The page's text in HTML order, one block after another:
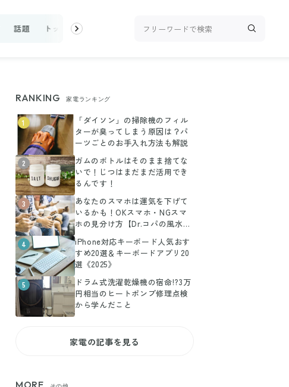
話題 トップ ランキング お金 家事テク 収納・片付
RANKING 家電ランキング
1
「ダイソン」の掃除機のフィル
ターが臭ってしまう原因は？パ
ーツごとのお手入れ方法も解説
2
ガムのボトルはそのまま捨てな
いで！じつはまだまだ活用でき
るんです！
3
あなたのスマホは運気を下げて
いるかも！OKスマホ・NGスマ
ホの見分け方【Dr.コパの風水解
4
iPhone対応キーボード人気おす
すめ20選＆キーボードアプリ20
選《2025》
5
ドラム式洗濯乾燥機の宿命!?3万
円相当のヒートポンプ修理点検
から学んだこと
家電の記事を見る
MORE